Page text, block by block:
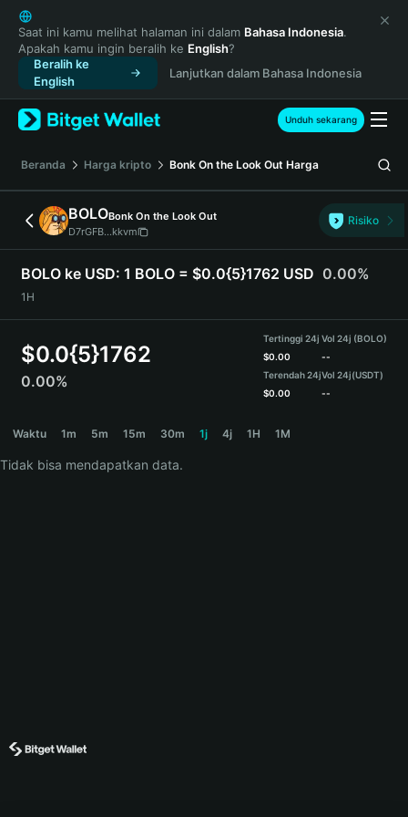
English
日本語
Tiếng Việt
Русский
Español (Latinoamérica)
Türkçe
Français
Deutsch
简体中文
繁體中文
Português (Portugal)
Bahasa Indonesia
ภาษาไทย
हिन्दी
Español
Português (Brasil)
Saat ini kamu melihat halaman ini dalam Bahasa Indonesia.
Apakah kamu ingin beralih ke English?
Beralih ke
English
Lanjutkan dalam Bahasa Indonesia
Unduh sekarang
Beranda Harga kripto Bonk On the Look Out Harga
BOLOBonk On the Look Out
D7rGFB...kkvm
Risiko
BOLO ke USD: 1 BOLO = $0.0{5}1762 USD 0.00%
1H
$0.0{5}1762
0.00%
Tertinggi 24j
$0.00
Terendah 24j
$0.00
Vol 24j (BOLO)
--
Vol 24j(USDT)
--
Waktu 1m 5m 15m 30m 1j 4j 1H 1M
Tidak bisa mendapatkan data.